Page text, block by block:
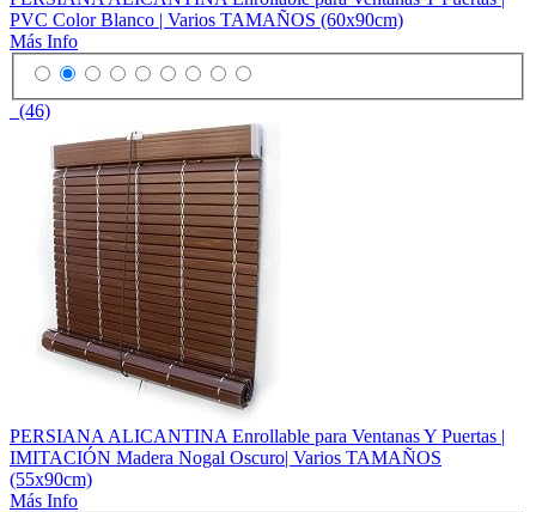
PVC Color Blanco | Varios TAMAÑOS (60x90cm)
Más Info
(46)
PERSIANA ALICANTINA Enrollable para Ventanas Y Puertas |
IMITACIÓN Madera Nogal Oscuro| Varios TAMAÑOS
(55x90cm)
Más Info